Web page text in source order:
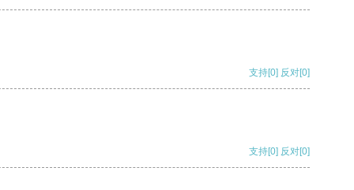
支持[0] 反对[0]
支持[0] 反对[0]